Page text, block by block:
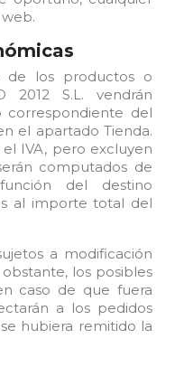
de los productos o
2012 S.L. vendrán
correspondiente del
el apartado Tienda.
IVA, pero excluyen
computados de
del destino
al importe total del
a modificación
los posibles
caso de que fuera
a los pedidos
hubiera remitido la